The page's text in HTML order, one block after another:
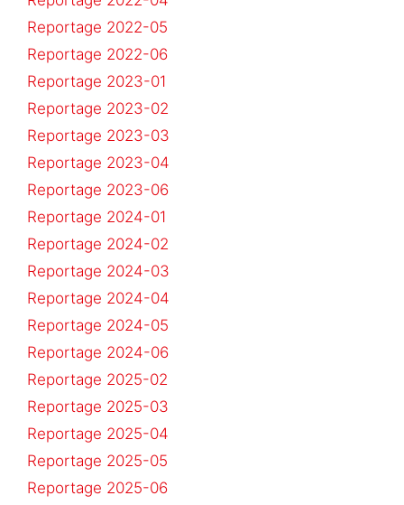
Reportage 2022-05
Reportage 2022-06
Reportage 2023-01
Reportage 2023-02
Reportage 2023-03
Reportage 2023-04
Reportage 2023-06
Reportage 2024-01
Reportage 2024-02
Reportage 2024-03
Reportage 2024-04
Reportage 2024-05
Reportage 2024-06
Reportage 2025-02
Reportage 2025-03
Reportage 2025-04
Reportage 2025-05
Reportage 2025-06